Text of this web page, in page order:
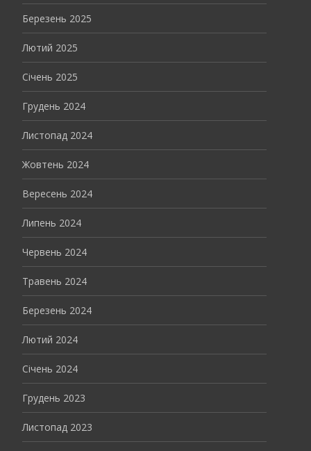
Березень 2025
Лютий 2025
Січень 2025
Грудень 2024
Листопад 2024
Жовтень 2024
Вересень 2024
Липень 2024
Червень 2024
Травень 2024
Березень 2024
Лютий 2024
Січень 2024
Грудень 2023
Листопад 2023